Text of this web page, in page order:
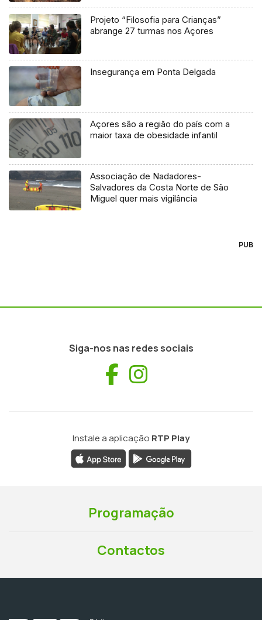
Projeto “Filosofia para Crianças”
abrange 27 turmas nos Açores
Insegurança em Ponta Delgada
Açores são a região do país com a
maior taxa de obesidade infantil
Associação de Nadadores-
Salvadores da Costa Norte de São
Miguel quer mais vigilância
PUB
Siga-nos nas redes sociais
Facebook
Instale a aplicação RTP Play
Programação
Contactos